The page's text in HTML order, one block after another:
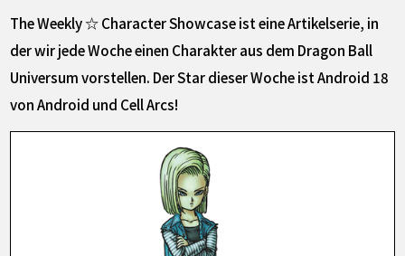
JP
EN FR DE ES
The Weekly ☆ Character Showcase ist eine Artikelserie, in
der wir jede Woche einen Charakter aus dem Dragon Ball
Universum vorstellen. Der Star dieser Woche ist Android 18
von Android und Cell Arcs!